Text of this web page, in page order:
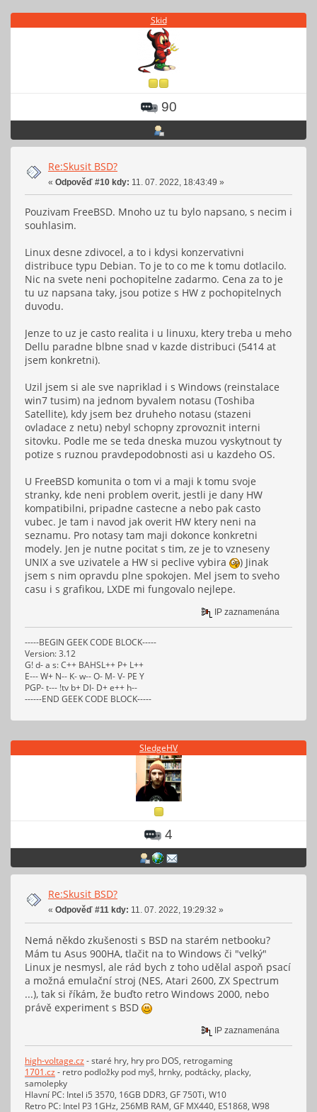
Skid
90
Re:Skusit BSD?
« Odpověď #10 kdy: 11. 07. 2022, 18:43:49 »
Pouzivam FreeBSD. Mnoho uz tu bylo napsano, s necim i
souhlasim.
Linux desne zdivocel, a to i kdysi konzervativni
distribuce typu Debian. To je to co me k tomu dotlacilo.
Nic na svete neni pochopitelne zadarmo. Cena za to je
tu uz napsana taky, jsou potize s HW z pochopitelnych
duvodu.
Jenze to uz je casto realita i u linuxu, ktery treba u meho
Dellu paradne blbne snad v kazde distribuci (5414 at
jsem konkretni).
Uzil jsem si ale sve napriklad i s Windows (reinstalace
win7 tusim) na jednom byvalem notasu (Toshiba
Satellite), kdy jsem bez druheho notasu (stazeni
ovladace z netu) nebyl schopny zprovoznit interni
sitovku. Podle me se teda dneska muzou vyskytnout ty
potize s ruznou pravdepodobnosti asi u kazdeho OS.
U FreeBSD komunita o tom vi a maji k tomu svoje
stranky, kde neni problem overit, jestli je dany HW
kompatibilni, pripadne castecne a nebo pak casto
vubec. Je tam i navod jak overit HW ktery neni na
seznamu. Pro notasy tam maji dokonce konkretni
modely. Jen je nutne pocitat s tim, ze je to vzneseny
UNIX a sve uzivatele a HW si peclive vybira
) Jinak
jsem s nim opravdu plne spokojen. Mel jsem to sveho
casu i s grafikou, LXDE mi fungovalo nejlepe.
IP zaznamenána
-----BEGIN GEEK CODE BLOCK-----
Version: 3.12
G! d- a s: C++ BAHSL++ P+ L++
E--- W+ N-- K- w-- O- M- V- PE Y
PGP- t--- !tv b+ DI- D+ e++ h--
------END GEEK CODE BLOCK-----
SledgeHV
4
Re:Skusit BSD?
« Odpověď #11 kdy: 11. 07. 2022, 19:29:32 »
Nemá někdo zkušenosti s BSD na starém netbooku?
Mám tu Asus 900HA, tlačit na to Windows či "velký"
Linux je nesmysl, ale rád bych z toho udělal aspoň psací
a možná emulační stroj (NES, Atari 2600, ZX Spectrum
...), tak si říkám, že buďto retro Windows 2000, nebo
právě experiment s BSD
IP zaznamenána
high-voltage.cz - staré hry, hry pro DOS, retrogaming
1701.cz - retro podložky pod myš, hrnky, podtácky, placky,
samolepky
Hlavní PC: Intel i5 3570, 16GB DDR3, GF 750Ti, W10
Retro PC: Intel P3 1GHz, 256MB RAM, GF MX440, ES1868, W98